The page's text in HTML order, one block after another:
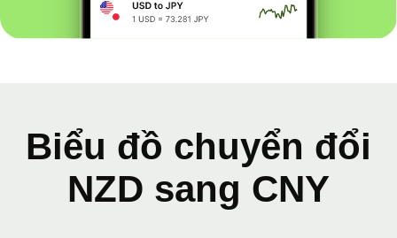
Biểu đồ chuyển đổi
NZD sang CNY